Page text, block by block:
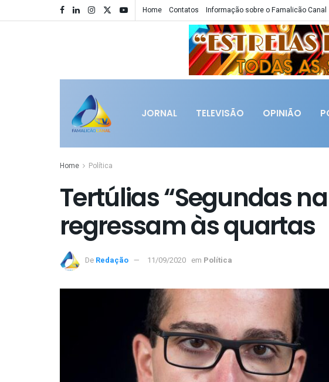
Home Contatos Informação sobre o Famalicão Canal
JORNAL TELEVISÃO OPINIÃO
Home Política
Tertúlias “Segundas
regressam às quartas
De Redação 11/09/2020 em Política